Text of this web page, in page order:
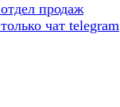
отдел продаж
только чат telegram